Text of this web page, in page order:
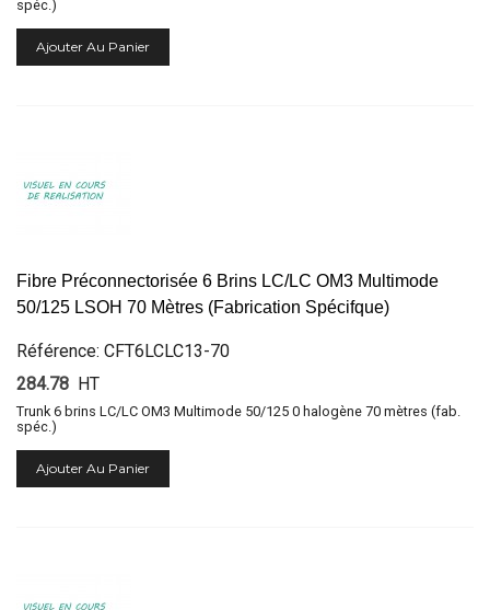
spéc.)
Ajouter Au Panier
Fibre Préconnectorisée 6 Brins LC/LC OM3 Multimode
50/125 LSOH 70 Mètres (Fabrication Spécifque)
Référence: CFT6LCLC13-70
284.78 HT
Trunk 6 brins LC/LC OM3 Multimode 50/125 0 halogène 70 mètres (fab.
spéc.)
Ajouter Au Panier